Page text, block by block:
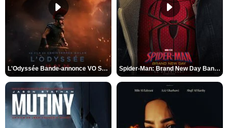
L'Odyssée Bande-annonce VO STFR Spider-Man: Brand New Day Bande-annonce VO STFR